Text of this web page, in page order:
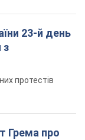
23-й день
з
протестів
Грема про